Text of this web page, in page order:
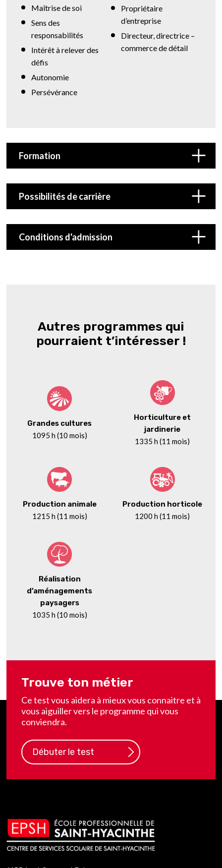
Maîtrise de soi
Sens des
responsabilités
Intérêt à relever des
défis
Autonomie
Persévérance
Propriétaire
d’entreprise
Directeur, directrice –
commerce de détail
Formation
Possibilités de carrière
Conditions d'admission
Autres programmes qui
pourraient t’intéresser !
Grandes cultures
1095 h (10 mois)
Horticulture et
jardinerie
1335 h (11 mois)
Production animale
1215 h (11 mois)
Production horticole
1200 h (11 mois)
Réalisation
d’aménagements
paysagers
1035 h (10 mois)
Trouve ton métier
Ce test vous aidera à mieux vous connaitre et à
vous aiguiller vers le programme qui vous
conviendra.
Débuter le test